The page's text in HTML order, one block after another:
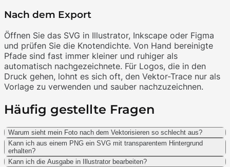
Nach dem Export
Öffnen Sie das SVG in Illustrator, Inkscape oder Figma
und prüfen Sie die Knotendichte. Von Hand bereinigte
Pfade sind fast immer kleiner und ruhiger als
automatisch nachgezeichnete. Für Logos, die in den
Druck gehen, lohnt es sich oft, den Vektor-Trace nur als
Vorlage zu verwenden und sauber nachzuzeichnen.
Häufig gestellte Fragen
Warum sieht mein Foto nach dem Vektorisieren so schlecht aus?
Kann ich aus einem PNG ein SVG mit transparentem Hintergrund
erhalten?
Kann ich die Ausgabe in Illustrator bearbeiten?